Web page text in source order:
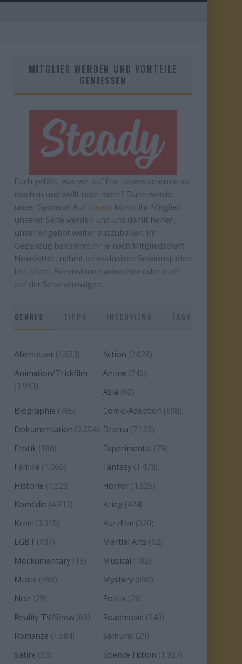
MITGLIED WERDEN UND VORTEILE
GENIESSEN
Euch gefällt, was wir auf film-rezensionen.de so
machen und wollt noch mehr? Dann werdet
unser Sponsor! Auf Steady könnt ihr Mitglied
unserer Seite werden und uns damit helfen,
unser Angebot weiter auszubauen. Im
Gegenzug bekommt ihr je nach Mitgliedschaft
Newsletter, nehmt an exklusiven Gewinnspielen
teil, könnt Rezensionen wünschen oder euch
auf der Seite verewigen.
GENRES
Abenteuer (1.623) Action (2.028)
Animation/Trickfilm
(1.941)
Anime (740)
Asia (60)
Biographie (765) Comic-Adaption (698)
Dokumentation (2.054) Drama (7.123)
Erotik (186) Experimental (79)
Familie (1.066) Fantasy(1.473)
Historie (1.229) Horror(1.825)
Komödie (4.913) Krieg (424)
Krimi (3.315) Kurzfilm (320)
LGBT (434) Martial Arts (62)
Mockumentary (13) Musical (182)
Musik (493) Mystery(690)
Noir (29) Politik (26)
Reality TV/Show (69) Roadmovie (243)
Romanze (1.584) Samurai (29)
Satire (93) Science Fiction (1.327)